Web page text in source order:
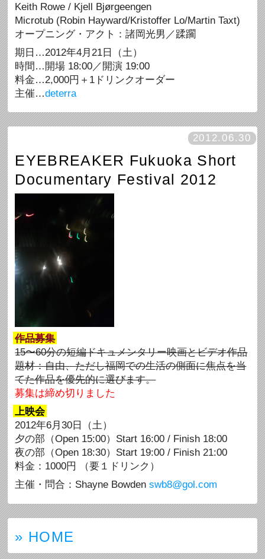
Keith Rowe / Kjell Bjørgeengen
Microtub (Robin Hayward/Kristoffer Lo/Martin Taxt)
オープニング・アクト：諸岡光男／蹂躙
期日…2012年4月21日（土）
時間…開場 18:00／開演 19:00
料金…2,000円＋1ドリンクオーダー
主催…deterra
2012.06.30
EYEBREAKER Fukuoka Short
Documentary Festival 2012
作品募集
15〜60分の短編ドキュメンタリー映画とビデオ作品
題材：自由、ただし福岡での生活の側面に焦点を当
てた作品を優先的に選びます。
募集は締め切りました
上映会
2012年6月30日（土）
夕の部（Open 15:00）Start 16:00 / Finish 18:00
夜の部（Open 18:30）Start 19:00 / Finish 21:00
料金：1000円 （要１ドリンク）
主催・問合：Shayne Bowdenswb8@gol.com
» HOME